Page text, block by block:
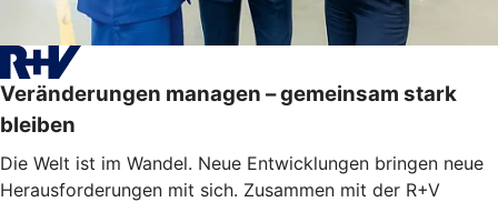
Veränderungen managen – gemeinsam stark
bleiben
Die Welt ist im Wandel. Neue Entwicklungen bringen neue
Herausforderungen mit sich. Zusammen mit der R+V